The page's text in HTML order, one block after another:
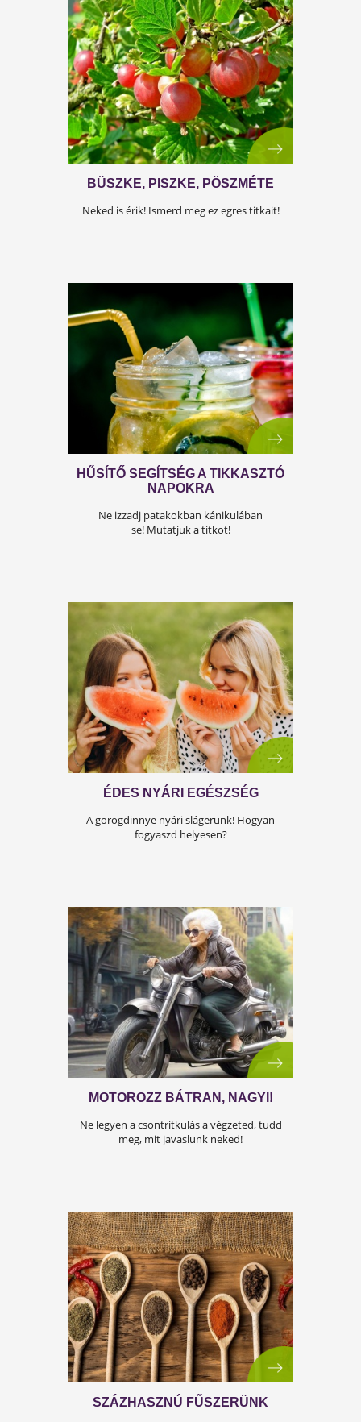
Tudtad, hogy a cukkini Amrikából érkezett
hozzánk? További érdekességekért kattints!
KOLLAGÉNEGÉSZSÉG
FELSŐFOKON
Turbófokozattal a fiatalosságért! Kattints a
tippjeinkért!
MENTSÜK MEG A PASIKAT!
Meg kell óvni a pasikat? Mitől? Hogyan? Itt
BÜSZKE, PISZKE, PÖSZMÉTE